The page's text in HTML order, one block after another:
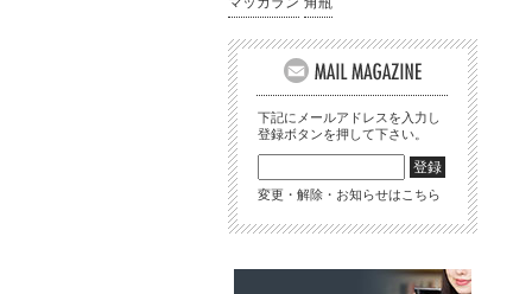
下記にメールアドレスを入力し
登録ボタンを押して下さい。
変更・解除・お知らせはこちら